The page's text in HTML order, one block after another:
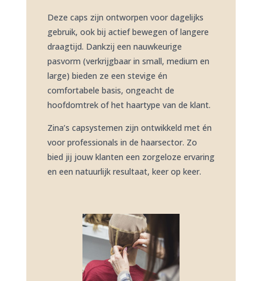
Deze caps zijn ontworpen voor dagelijks
gebruik, ook bij actief bewegen of langere
draagtijd. Dankzij een nauwkeurige
pasvorm (verkrijgbaar in small, medium en
large) bieden ze een stevige én
comfortabele basis, ongeacht de
hoofdomtrek of het haartype van de klant.
Zina’s capsystemen zijn ontwikkeld met én
voor professionals in de haarsector. Zo
bied jij jouw klanten een zorgeloze ervaring
en een natuurlijk resultaat, keer op keer.